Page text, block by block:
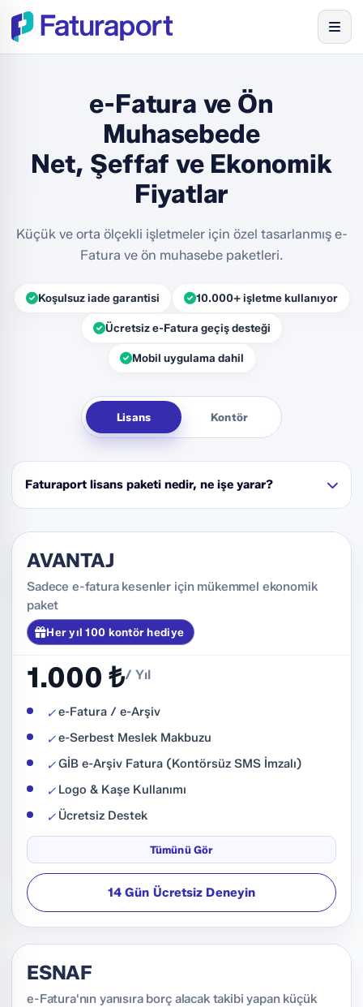
e-Fatura ve Ön
Muhasebede
Net, Şeffaf ve Ekonomik
Fiyatlar
Küçük ve orta ölçekli işletmeler için özel tasarlanmış e-
Fatura ve ön muhasebe paketleri.
Koşulsuz iade garantisi 10.000+ işletme kullanıyor
Ücretsiz e-Fatura geçiş desteği
Mobil uygulama dahil
Lisans Kontör
Faturaport lisans paketi nedir, ne işe yarar?
her yıl belirli sayıda kontör hediye içeren bir pakettir.
Lisans paketi satın alarak Faturaport'un seçtiğiniz
paketteki tüm özelliklerini kullanabilir, teknik destek
alabilir ve güncellemelerden faydalanabilirsiniz.
AVANTAJ
Sadece e-fatura kesenler için mükemmel ekonomik
paket
Her yıl 100 kontör hediye
1.000 ₺/ Yıl
✓e-Fatura / e-Arşiv
✓e-Serbest Meslek Makbuzu
✓GİB e-Arşiv Fatura (Kontörsüz SMS İmzalı)
✓ Logo & Kaşe Kullanımı
✓ Ücretsiz Destek
e-Fatura Geçiş Danışmanlığı
Ücretsiz Android ve IOS mobil uygulama
Sınırsız Kullanıcı
✓Cari Rehber
✓ Ürün Rehberi
✕e-Ticaret
Tümünü Gör
14 Gün Ücretsiz Deneyin
ESNAF
e-Fatura'nın yanısıra borç alacak takibi yapan küçük